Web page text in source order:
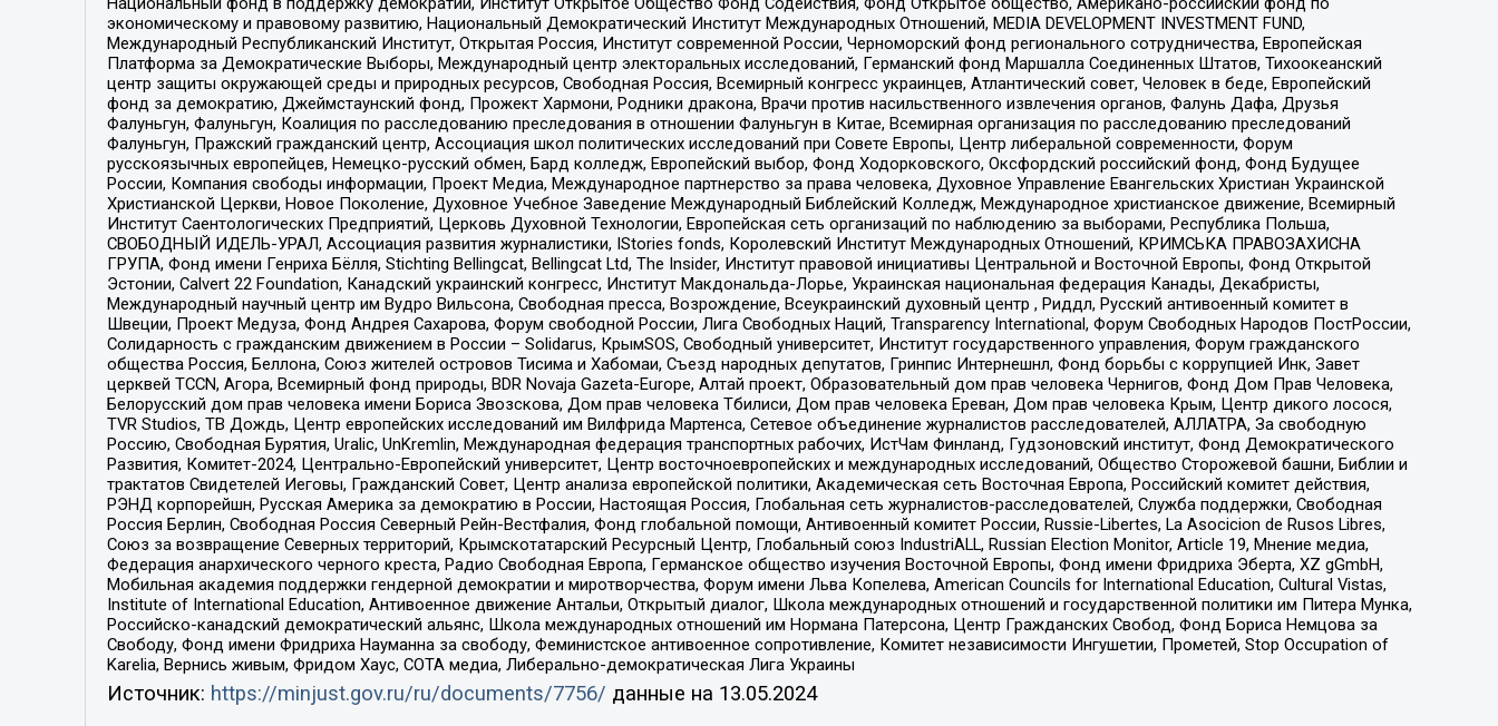
экономическому и правовому развитию, Национальный Демократический Институт Международных Отношений, MEDIA DEVELOPMENT INVESTMENT FUND,
Международный Республиканский Институт, Открытая Россия, Институт современной России, Черноморский фонд регионального сотрудничества, Европейская
Платформа за Демократические Выборы, Международный центр электоральных исследований, Германский фонд Маршалла Соединенных Штатов, Тихоокеанский
центр защиты окружающей среды и природных ресурсов, Свободная Россия, Всемирный конгресс украинцев, Атлантический совет, Человек в беде, Европейский
фонд за демократию, Джеймстаунский фонд, Прожект Хармони, Родники дракона, Врачи против насильственного извлечения органов, Фалунь Дафа, Друзья
Фалуньгун, Фалуньгун, Коалиция по расследованию преследования в отношении Фалуньгун в Китае, Всемирная организация по расследованию преследований
Фалуньгун, Пражский гражданский центр, Ассоциация школ политических исследований при Совете Европы, Центр либеральной современности, Форум
русскоязычных европейцев, Немецко-русский обмен, Бард колледж, Европейский выбор, Фонд Ходорковского, Оксфордский российский фонд, Фонд Будущее
России, Компания свободы информации, Проект Медиа, Международное партнерство за права человека, Духовное Управление Евангельских Христиан Украинской
Христианской Церкви, Новое Поколение, Духовное Учебное Заведение Международный Библейский Колледж, Международное христианское движение, Всемирный
Институт Саентологических Предприятий, Церковь Духовной Технологии, Европейская сеть организаций по наблюдению за выборами, Республика Польша,
СВОБОДНЫЙ ИДЕЛЬ-УРАЛ, Ассоциация развития журналистики, IStories fonds, Королевский Институт Международных Отношений, КРИМСЬКА ПРАВОЗАХИСНА
ГРУПА, Фонд имени Генриха Бёлля, Stichting Bellingcat, Bellingcat Ltd, The Insider, Институт правовой инициативы Центральной и Восточной Европы, Фонд Открытой
Эстонии, Calvert 22 Foundation, Канадский украинский конгресс, Институт Макдональда-Лорье, Украинская национальная федерация Канады, Декабристы,
Международный научный центр им Вудро Вильсона, Свободная пресса, Возрождение, Всеукраинский духовный центр , Риддл, Русский антивоенный комитет в
Швеции, Проект Медуза, Фонд Андрея Сахарова, Форум свободной России, Лига Свободных Наций, Transparеncy International, Форум Свободных Народов ПостРоссии,
Солидарность с гражданским движением в России – Solidarus, КрымSOS, Свободный университет, Институт государственного управления, Форум гражданского
общества Россия, Беллона, Союз жителей островов Тисима и Хабомаи, Съезд народных депутатов, Гринпис Интернешнл, Фонд борьбы с коррупцией Инк, Завет
церквей TCCN, Агора, Всемирный фонд природы, BDR Novaja Gazeta-Europe, Алтай проект, Образовательный дом прав человека Чернигов, Фонд Дом Прав Человека,
Белорусский дом прав человека имени Бориса Звозскова, Дом прав человека Тбилиси, Дом прав человека Ереван, Дом прав человека Крым, Центр дикого лосося,
TVR Studios, ТВ Дождь, Центр европейских исследований им Вилфрида Мартенса, Сетевое объединение журналистов расследователей, АЛЛАТРА, За свободную
Россию, Свободная Бурятия, Uralic, UnKremlin, Международная федерация транспортных рабочих, ИстЧам Финланд, Гудзоновский институт, Фонд Демократического
Развития, Комитет-2024, Центрально-Европейский университет, Центр восточноевропейских и международных исследований, Общество Сторожевой башни, Библии и
трактатов Свидетелей Иеговы, Гражданский Совет, Центр анализа европейской политики, Академическая сеть Восточная Европа, Российский комитет действия,
РЭНД корпорейшн, Русская Америка за демократию в России, Настоящая Россия, Глобальная сеть журналистов-расследователей, Служба поддержки, Свободная
Россия Берлин, Свободная Россия Северный Рейн-Вестфалия, Фонд глобальной помощи, Антивоенный комитет России, Russie-Libertes, La Asocicion de Rusos Libres,
Союз за возвращение Северных территорий, Крымскотатарский Ресурсный Центр, Глобальный союз IndustriALL, Russian Election Monitor, Article 19, Мнение медиа,
Федерация анархического черного креста, Радио Свободная Европа, Германское общество изучения Восточной Европы, Фонд имени Фридриха Эберта, XZ gGmbH,
Мобильная академия поддержки гендерной демократии и миротворчества, Форум имени Льва Копелева, American Councils for International Education, Cultural Vistas,
Institute of International Education, Антивоенное движение Антальи, Открытый диалог, Школа международных отношений и государственной политики им Питера Мунка,
Российско-канадский демократический альянс, Школа международных отношений им Нормана Патерсона, Центр Гражданских Свобод, Фонд Бориса Немцова за
Свободу, Фонд имени Фридриха Науманна за свободу, Феминистское антивоенное сопротивление, Комитет независимости Ингушетии, Прометей, Stop Occupation of
Karelia, Вернись живым, Фридом Хаус, СОТА медиа, Либерально-демократическая Лига Украины
Источник: https://minjust.gov.ru/ru/documents/7756/ данные на 13.05.2024